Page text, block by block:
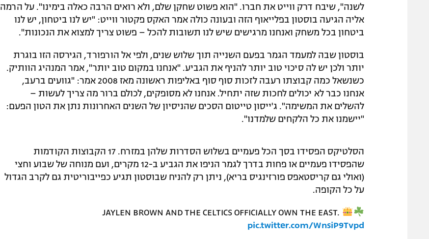
לשנה", שיבח דרק ווייט את חברו. "הוא פשוט שחקן שלם, ולא רואים הרבה כאלה בימינו". על הרמה
אליה הגיעה בוסטון בפלייאוף הזה ובעונה כולה אמר האקס פקטור ווייט: "יש לנו ביטחון, יש לנו
ביטחון בכל משחק ואנחנו מרגישים שיש לנו תשובות להכל – פשוט צריך למצוא את הנכונות".
בוסטון שבה למעמד הגמר בפעם השנייה תוך שלוש שנים, ולפי אל הורפורד, הגירסה הזו בוגרת
יותר ולכן יש לה סיכוי טוב יותר להניף את הגביע. "אנחנו במקום טוב יותר", אמר המנהיג הוותיק.
כשנשאל כמה קבוצתו רעבה לזכות סוף סוף באליפות ראשונה מאז 2008 אמר: "גוועים ברעב,
אנחנו כבר לא יכולים לחכות שזה יתחיל. אנחנו לא מסופקים, לכולם ברור מה צריך לעשות –
להשלים את המשימה". ג'ייסון טייטום הסכים שהניסיון של השנים האחרונות נתן את הטון הפעם:
"יישמנו את כל הלקחים שלמדנו".
הסלטיקס הפסידו בסך הכל פעמיים בשלוש הסדרות שלהן במזרח. 17 הקבוצות הקודמות
שהפסידו פעמיים או פחות בדרך לגמר הניפו את הגביע ב-12 מקרים, ועם מנוחה של שבוע וחצי
(ואולי גם קריסטאפס פורזינגיס בריא), ניתן רק להניח שבוסטון תגיע כפייבוריטית גם לקרב הגדול
על כל הקופה.
JAYLEN BROWN AND THE CELTICS OFFICIALLY OWN THE EAST.
pic.twitter.com/WnsiP9Tvpd